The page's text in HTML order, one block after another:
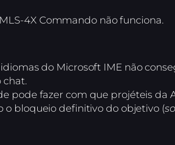
4X Commando não funciona.
do Microsoft IME não
chat.
pode fazer com que projéteis da
o bloqueio definitivo do objetivo (